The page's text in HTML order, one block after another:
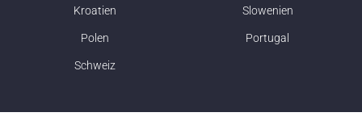
Kroatien Slowenien
Polen Portugal
Schweiz